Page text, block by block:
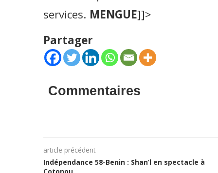
services. MENGUE]]>
Partager
Commentaires
article précédent
Indépendance 58-Benin : Shan’l en spectacle à